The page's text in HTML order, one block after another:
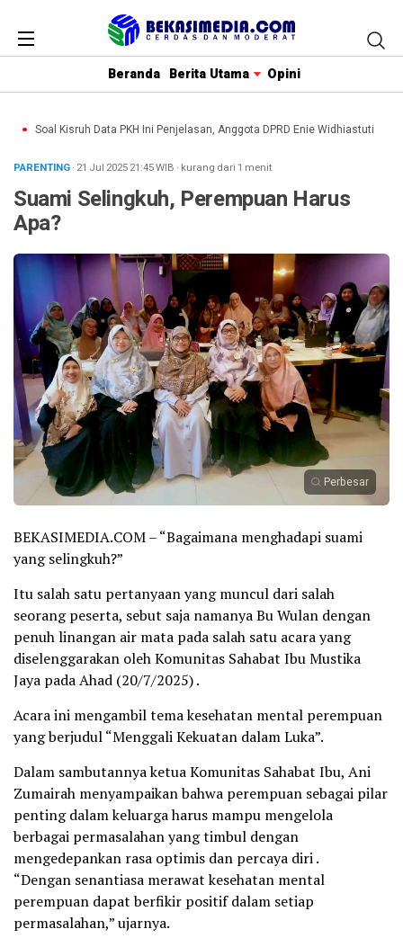
Beranda Berita Utama Opini
Soal Kisruh Data PKH Ini Penjelasan, Anggota DPRD Enie Widhiastuti
PARENTING· 21 Jul 202521:45WIB · kurang dari 1 menit
Suami Selingkuh, Perempuan Harus
Apa?
Perbesar
BEKASIMEDIA.COM – “Bagaimana menghadapi suami
yang selingkuh?”
Itu salah satu pertanyaan yang muncul dari salah
seorang peserta, sebut saja namanya Bu Wulan dengan
penuh linangan air mata pada salah satu acara yang
diselenggarakan oleh Komunitas Sahabat Ibu Mustika
Jaya pada Ahad (20/7/2025) .
Acara ini mengambil tema kesehatan mental perempuan
yang berjudul “Menggali Kekuatan dalam Luka”.
Dalam sambutannya ketua Komunitas Sahabat Ibu, Ani
Zumairah menyampaikan bahwa perempuan sebagai pilar
penting dalam keluarga harus mampu mengelola
berbagai permasalahan yang timbul dengan
mengedepankan rasa optimis dan percaya diri .
“Dengan senantiasa merawat kesehatan mental
perempuan dapat berfikir positif dalam setiap
permasalahan,” ujarnya.